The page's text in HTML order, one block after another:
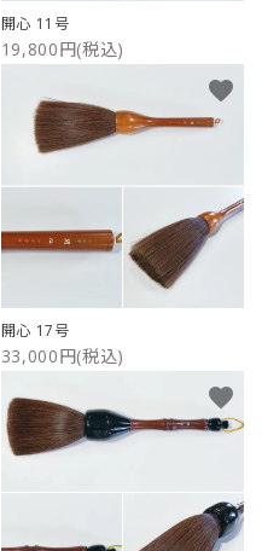
開心 11号
19,800円(税込)
開心 17号
33,000円(税込)
favorite
favorite